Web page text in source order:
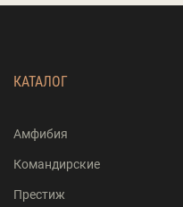
КАТАЛОГ
Амфибия
Командирские
Престиж